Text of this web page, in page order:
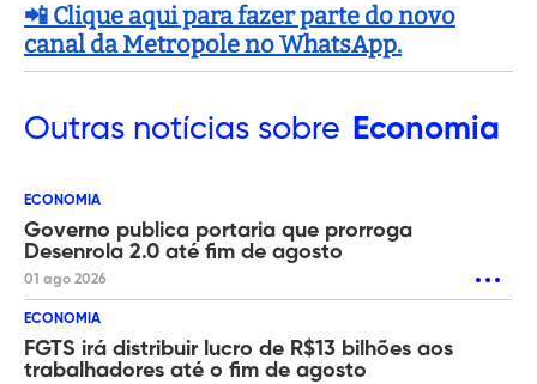
📲 Clique aqui para fazer parte do novo
canal da Metropole no WhatsApp.
Outras notícias sobre Economia
ECONOMIA
Governo publica portaria que prorroga
Desenrola 2.0 até fim de agosto
01 ago 2026
ECONOMIA
FGTS irá distribuir lucro de R$13 bilhões aos
trabalhadores até o fim de agosto